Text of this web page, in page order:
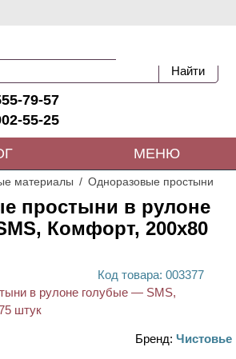
79-57
55-25
МЕНЮ
материалы Одноразовые простыни
простыни в рулоне
Комфорт, 200х80
Код товара: 003377
Бренд: Чистовье